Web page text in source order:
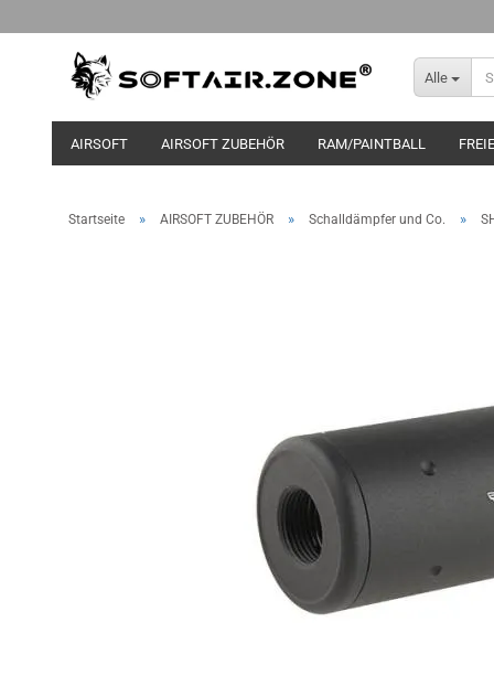
Alle
AIRSOFT AIRSOFT ZUBEHÖR RAM/PAINTBALL
Startseite » AIRSOFT ZUBEHÖR » Schalldämpfer und Co. »